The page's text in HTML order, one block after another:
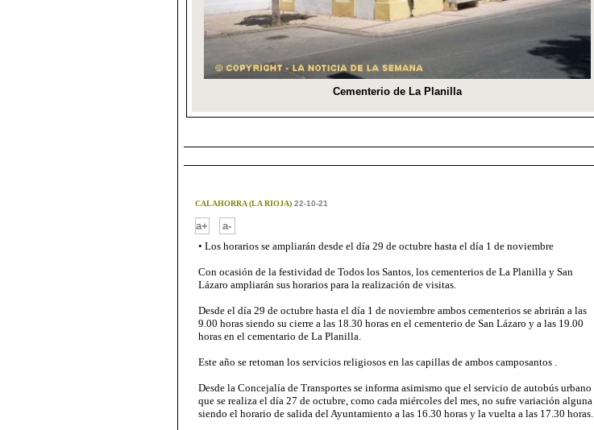
CALAHORRA (LA RIOJA)22-10-21
a+
a-
• Los horarios se ampliarán desde el día 29 de octubre hasta el día 1 de noviembre
Con ocasión de la festividad de Todos los Santos, los cementerios de La Planilla y San
Lázaro ampliarán sus horarios para la realización de visitas.
Desde el día 29 de octubre hasta el día 1 de noviembre ambos cementerios se abrirán a las
9.00 horas siendo su cierre a las 18.30 horas en el cementerio de San Lázaro y a las 19.00
horas en el cementario de La Planilla.
Este año se retoman los servicios religiosos en las capillas de ambos camposantos .
Desde la Concejalía de Transportes se informa asimismo que el servicio de autobús urbano
que se realiza el día 27 de octubre, como cada miércoles del mes, no sufre variación alguna
siendo el horario de salida del Ayuntamiento a las 16.30 horas y la vuelta a las 17.30 horas.